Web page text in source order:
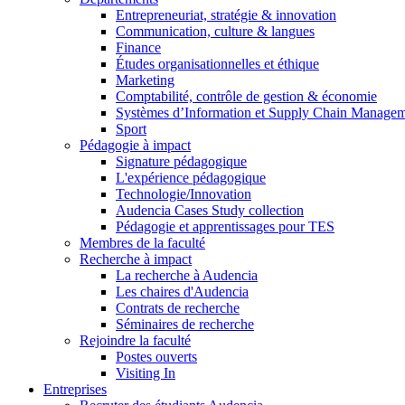
Entrepreneuriat, stratégie & innovation
Communication, culture & langues
Finance
Études organisationnelles et éthique
Marketing
Comptabilité, contrôle de gestion & économie
Systèmes d’Information et Supply Chain
Sport
Pédagogie à impact
Signature pédagogique
L'expérience pédagogique
Technologie/Innovation
Audencia Cases Study collection
Pédagogie et apprentissages pour TES
Membres de la faculté
Recherche à impact
La recherche à Audencia
Les chaires d'Audencia
Contrats de recherche
Séminaires de recherche
Rejoindre la faculté
Postes ouverts
Visiting In
Entreprises